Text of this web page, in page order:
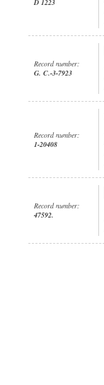
Record number:
G. C.-3-7923
Record number:
1-20408
Record number:
47592.